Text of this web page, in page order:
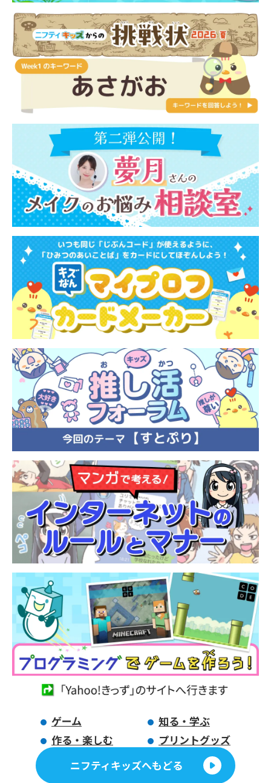
ゲーム
知る・学ぶ
作る・楽しむ
プリントグッズ
ニフティキッズへもどる